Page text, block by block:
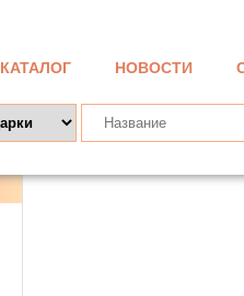
КАТАЛОГ НОВОСТИ